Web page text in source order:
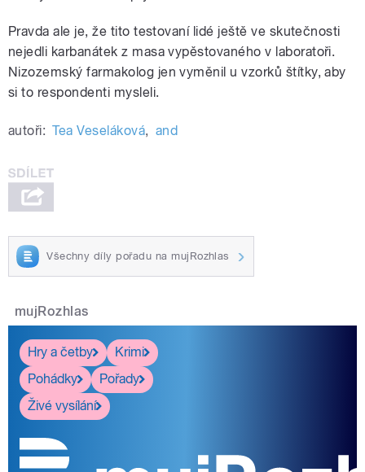
Pravda ale je, že tito testovaní lidé ještě ve skutečnosti
nejedli karbanátek z masa vypěstovaného v laboratoři.
Nizozemský farmakolog jen vyměnil u vzorků štítky, aby
si to respondenti mysleli.
autoři: Tea Veseláková, and
Všechny díly pořadu na mujRozhlas
mujRozhlas
Hry a četby
Krimi
Pohádky
Pořady
Živé vysílání